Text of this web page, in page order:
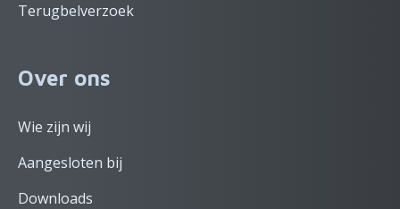
Terugbelverzoek
Over ons
Wie zijn wij
Aangesloten bij
Downloads